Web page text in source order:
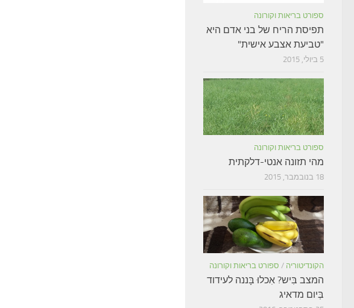
ספורט בריאות וקורונה
תפיסת הריח של בני אדם היא
"טביעת אצבע אישית"
5 ביולי, 2015
ספורט בריאות וקורונה
מהי תזונה אנטי-דלקתית
18 בנובמבר, 2015
הקונדיטוריה / ספורט בריאות וקורונה
המצב בִּיש? אִכלוּ בָּננה לעידוד
בְּיום מדאיג